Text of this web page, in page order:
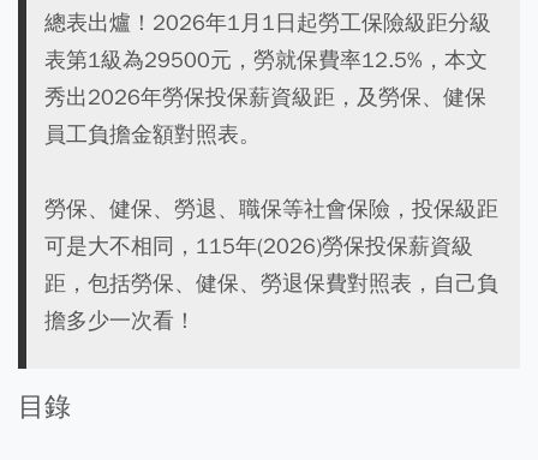
總表出爐！2026年1月1日起勞工保險級距分級
表第1級為29500元，勞就保費率12.5%，本文
秀出2026年勞保投保薪資級距，及勞保、健保
員工負擔金額對照表。
勞保、健保、勞退、職保等社會保險，投保級距
可是大不相同，115年(2026)勞保投保薪資級
距，包括勞保、健保、勞退保費對照表，自己負
擔多少一次看！
目錄